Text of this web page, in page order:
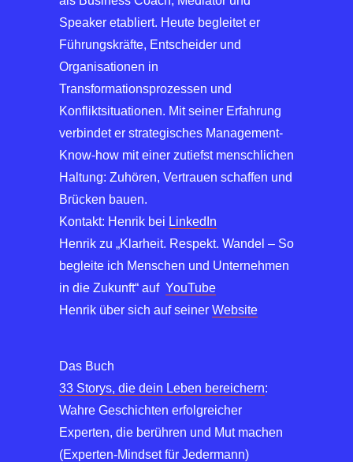
Speaker etabliert. Heute begleitet er
Führungskräfte, Entscheider und
Organisationen in
Transformationsprozessen und
Konfliktsituationen. Mit seiner Erfahrung
verbindet er strategisches Management-
Know-how mit einer zutiefst menschlichen
Haltung: Zuhören, Vertrauen schaffen und
Brücken bauen.
Kontakt: Henrik bei LinkedIn
Henrik zu „Klarheit. Respekt. Wandel – So
begleite ich Menschen und Unternehmen
in die Zukunft“ auf YouTube
Henrik über sich auf seiner Website
Das Buch
33 Storys, die dein Leben bereichern:
Wahre Geschichten erfolgreicher
Experten, die berühren und Mut machen
(Experten-Mindset für Jedermann)